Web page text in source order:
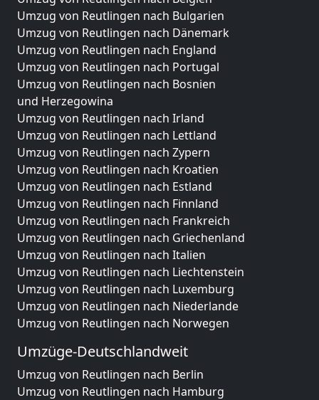
Umzug von Reutlingen nach Bulgarien
Umzug von Reutlingen nach Dänemark
Umzug von Reutlingen nach England
Umzug von Reutlingen nach Portugal
Umzug von Reutlingen nach Bosnien
und Herzegowina
Umzug von Reutlingen nach Irland
Umzug von Reutlingen nach Lettland
Umzug von Reutlingen nach Zypern
Umzug von Reutlingen nach Kroatien
Umzug von Reutlingen nach Estland
Umzug von Reutlingen nach Finnland
Umzug von Reutlingen nach Frankreich
Umzug von Reutlingen nach Griechenland
Umzug von Reutlingen nach Italien
Umzug von Reutlingen nach Liechtenstein
Umzug von Reutlingen nach Luxemburg
Umzug von Reutlingen nach Niederlande
Umzug von Reutlingen nach Norwegen
Umzüge-Deutschlandweit
Umzug von Reutlingen nach Berlin
Umzug von Reutlingen nach Hamburg